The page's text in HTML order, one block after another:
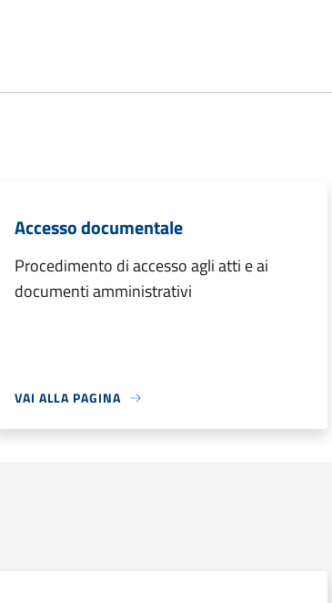
Accesso documentale
Procedimento di accesso agli atti e ai
documenti amministrativi
VAI ALLA PAGINA